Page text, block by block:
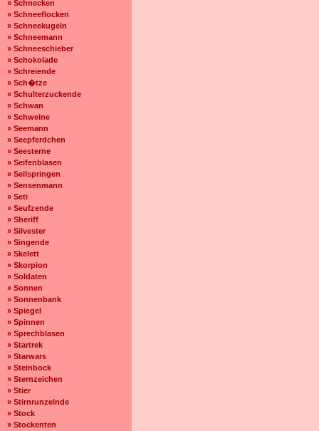
» Schnecken
» Schneeflocken
» Schneekugeln
» Schneemann
» Schneeschieber
» Schokolade
» Schreiende
» Sch�tze
» Schulterzuckende
» Schwan
» Schweine
» Seemann
» Seepferdchen
» Seesterne
» Seifenblasen
» Seilspringen
» Sensenmann
» Seti
» Seufzende
» Sheriff
» Silvester
» Singende
» Skelett
» Skorpion
» Soldaten
» Sonnen
» Sonnenbank
» Spiegel
» Spinnen
» Sprechblasen
» Startrek
» Starwars
» Steinbock
» Sternzeichen
» Stier
» Stirnrunzelnde
» Stock
» Stockenten